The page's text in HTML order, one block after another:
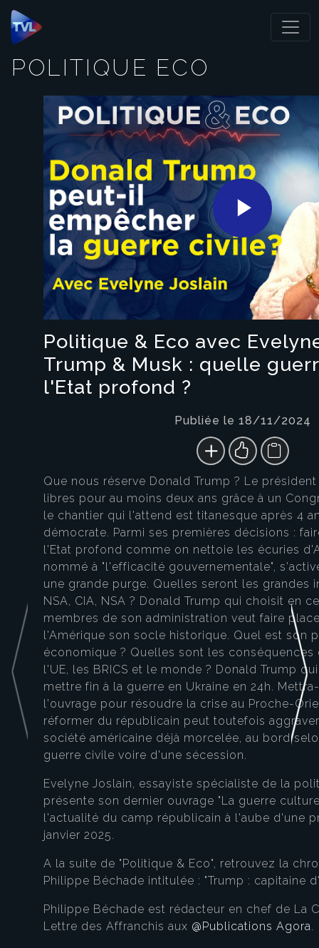
Panneau de gestion des cookies
POLITIQUE ECO
Play
Video
Politique & Eco avec
Trump & Musk : quelle
l'Etat profond ?
Publiée le 18/11/2024
Que nous réserve Donald Trump ? Le
libres pour au moins deux ans grâce à un
le chantier qui l'attend est titanesque après 4
démocrate. Parmi ses premières décisions :
l'Etat profond comme on nettoie les écuries
nommé à "l'efficacité gouvernementale",
une grande purge. Quelles seront les grandes
NSA, CIA, NSA ? Donald Trump qui choisit en
membres de son administration veut faire
l'Amérique son socle historique. Quel est son
économique ? Quelles sont les
l'UE, les BRICS et le monde ? Donald Trump
mettre fin à la guerre en Ukraine en 24h.
l'ouvrage pour résoudre la crise au Proche-
réformer du républicain peut toutefois
société américaine déjà morcelée, au bord
guerre civile voire d'une sécession.
Evelyne Joslain, essayiste spécialiste de la
présente son dernier ouvrage "La guerre
l'actualité du camp républicain à l'aube d'une
janvier 2025.
A la suite de "Politique & Eco", retrouvez la
Philippe Béchade intitulée : "Trump : capitaine
Philippe Béchade est rédacteur en chef de La
Lettre des Affranchis aux @Publications Agora.